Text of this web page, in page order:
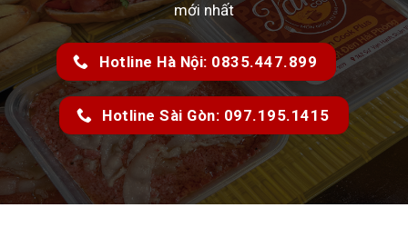
mới nhất
Hotline Hà Nội: 0835.447.899
Hotline Sài Gòn: 097.195.1415